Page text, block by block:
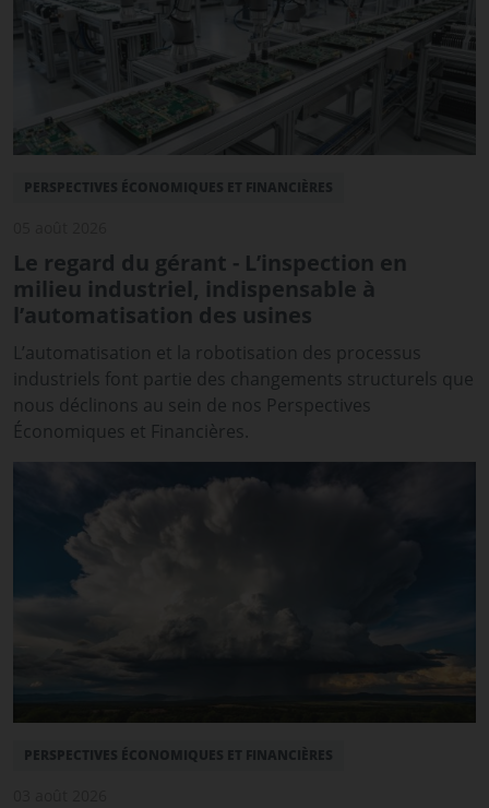
PERSPECTIVES ÉCONOMIQUES ET FINANCIÈRES
Le regard du gérant - L’inspection en
milieu industriel, indispensable à
l’automatisation des usines
L’automatisation et la robotisation des processus
industriels font partie des changements structurels que
nous déclinons au sein de nos Perspectives
Économiques et Financières.
PERSPECTIVES ÉCONOMIQUES ET FINANCIÈRES